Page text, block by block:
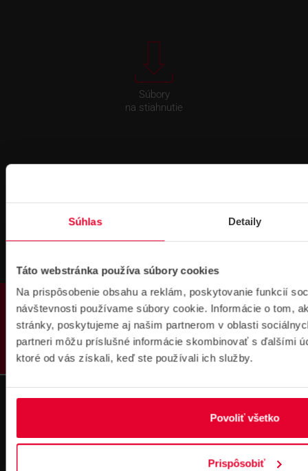
Súhlas Detaily
Táto webstránka používa súbory cookies
Na prispôsobenie obsahu a reklám, poskytovanie funkcií
návštevnosti používame súbory cookie. Informácie o tom,
stránky, poskytujeme aj našim partnerom v oblasti
partneri môžu príslušné informácie skombinovať s ďalšími
ktoré od vás získali, keď ste používali ich služby.
Povoliť všetko
Prispôsobiť
PRODUKTY
Súbory
na stiahnutie
Pre zákazníkov s rámovcovou zmluvou pri
objednávkach nad 300 € bez DPH
Prihlásenie